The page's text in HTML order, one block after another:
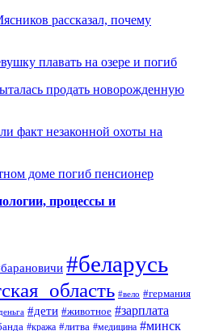
рассказал, почему
плавать на озере и погиб
продать новорожденную
факт незаконной охоты на
доме погиб пенсионер
процессы и
#беларусь
#вело #германия
#дети #животное #зарплата
#кража #литва #медицина #минск